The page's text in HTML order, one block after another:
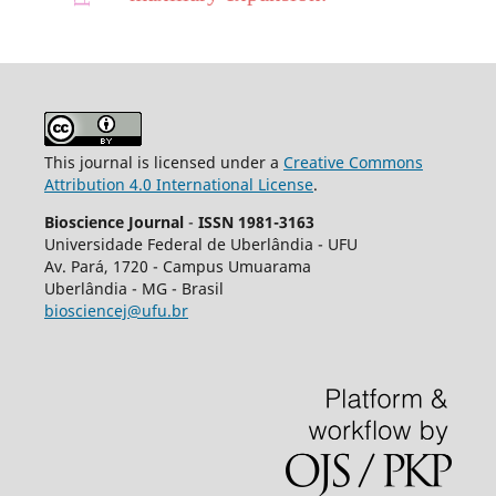
This journal is licensed under a Creative Commons
Attribution 4.0 International License.
Bioscience Journal - ISSN 1981-3163
Universidade Federal de Uberlândia - UFU
Av. Pará, 1720 - Campus Umuarama
Uberlândia - MG - Brasil
biosciencej@ufu.br